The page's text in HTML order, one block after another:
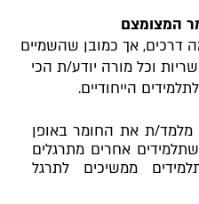
דרכים, אך כמובן שהשמיים
וכל מורה יודע/ת הכי
הייחודיים.
ת את החומר באופן
אחרים מתרגלים
ממשיכים לתרגל